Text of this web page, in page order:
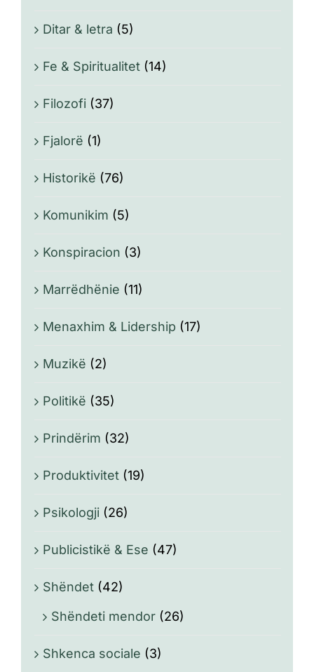
Ditar & letra (5)
Fe & Spiritualitet (14)
Filozofi (37)
Fjalorë (1)
Historikë (76)
Komunikim (5)
Konspiracion (3)
Marrëdhënie (11)
Menaxhim & Lidership (17)
Muzikë (2)
Politikë (35)
Prindërim (32)
Produktivitet (19)
Psikologji (26)
Publicistikë & Ese (47)
Shëndet (42)
Shëndeti mendor (26)
Shkenca sociale (3)